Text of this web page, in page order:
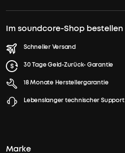
Im soundcore-Shop bestellen
Schneller Versand
30 Tage Geld-Zurück- Garantie
18 Monate Herstellergarantie
Lebenslanger technischer Support
Marke